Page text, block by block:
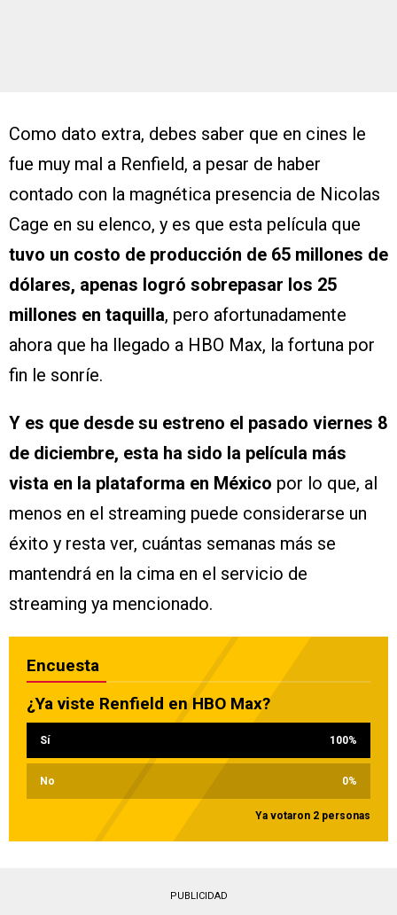
Como dato extra, debes saber que en cines le
fue muy mal a Renfield, a pesar de haber
contado con la magnética presencia de Nicolas
Cage en su elenco, y es que esta película que
tuvo un costo de producción de 65 millones de
dólares, apenas logró sobrepasar los 25
millones en taquilla, pero afortunadamente
ahora que ha llegado a HBO Max, la fortuna por
fin le sonríe.
Y es que desde su estreno el pasado viernes 8
de diciembre, esta ha sido la película más
vista en la plataforma en México por lo que, al
menos en el streaming puede considerarse un
éxito y resta ver, cuántas semanas más se
mantendrá en la cima en el servicio de
streaming ya mencionado.
Encuesta
¿Ya viste Renfield en HBO Max?
Sí 100%
No 0%
Ya votaron 2 personas
PUBLICIDAD